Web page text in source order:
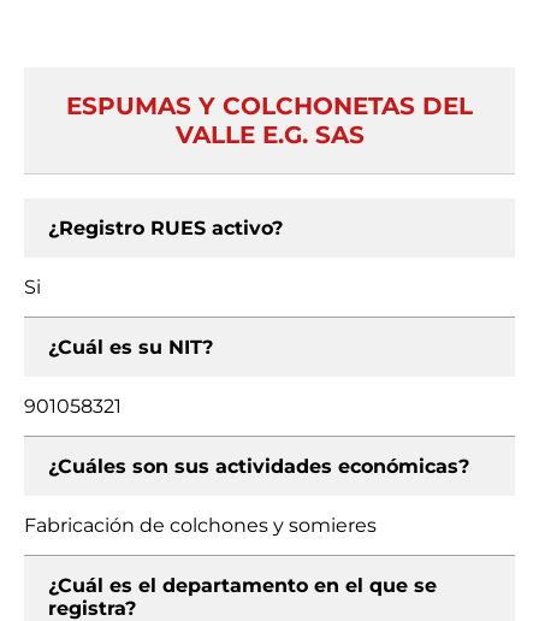
ESPUMAS Y COLCHONETAS DEL
VALLE E.G. SAS
¿Registro RUES activo?
Si
¿Cuál es su NIT?
901058321
¿Cuáles son sus actividades económicas?
Fabricación de colchones y somieres
¿Cuál es el departamento en el que se
registra?